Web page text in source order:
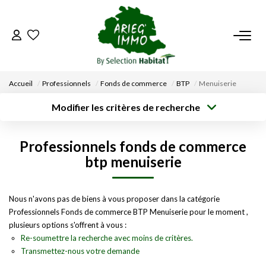
ACCUEIL
DÉPOSEZ VOTRE RECHERCHE
NOUS REJOINDRE
CONTACT
Accueil Professionnels Fonds de commerce BTP Menuiserie
Modifier les critères de recherche
Type de bien
Surface min
Professionnels fonds de commerce
btp menuiserie
Nous n'avons pas de biens à vous proposer dans la catégorie
Professionnels Fonds de commerce BTP Menuiserie pour le moment ,
plusieurs options s'offrent à vous :
Re-soumettre la recherche avec moins de critères.
Transmettez-nous votre demande